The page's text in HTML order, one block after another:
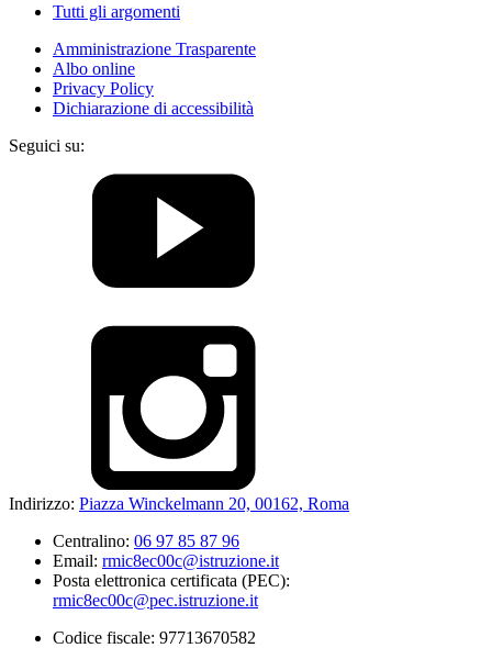
Tutti gli argomenti
Amministrazione Trasparente
Albo online
Privacy Policy
Dichiarazione di accessibilità
Seguici su:
Indirizzo: Piazza Winckelmann 20, 00162, Roma
Centralino: 06 97 85 87 96
Email: rmic8ec00c@istruzione.it
Posta elettronica certificata (PEC):
rmic8ec00c@pec.istruzione.it
Codice fiscale: 97713670582